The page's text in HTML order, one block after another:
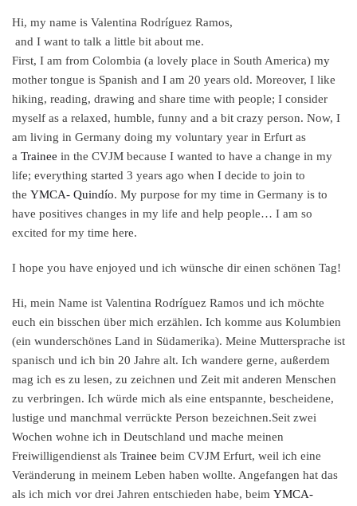
Hi, my name is Valentina Rodríguez Ramos,
and I want to talk a little bit about me.
First, I am from Colombia (a lovely place in South America) my
mother tongue is Spanish and I am 20 years old. Moreover, I like
hiking, reading, drawing and share time with people; I consider
myself as a relaxed, humble, funny and a bit crazy person. Now, I
am living in Germany doing my voluntary year in Erfurt as
a Trainee in the CVJM because I wanted to have a change in my
life; everything started 3 years ago when I decide to join to
the YMCA- Quindío. My purpose for my time in Germany is to
have positives changes in my life and help people… I am so
excited for my time here.
I hope you have enjoyed und ich wünsche dir einen schönen Tag!
Hi, mein Name ist Valentina Rodríguez Ramos und ich möchte
euch ein bisschen über mich erzählen. Ich komme aus Kolumbien
(ein wunderschönes Land in Südamerika). Meine Muttersprache ist
spanisch und ich bin 20 Jahre alt. Ich wandere gerne, außerdem
mag ich es zu lesen, zu zeichnen und Zeit mit anderen Menschen
zu verbringen. Ich würde mich als eine entspannte, bescheidene,
lustige und manchmal verrückte Person bezeichnen.Seit zwei
Wochen wohne ich in Deutschland und mache meinen
Freiwilligendienst als Trainee beim CVJM Erfurt, weil ich eine
Veränderung in meinem Leben haben wollte. Angefangen hat das
als ich mich vor drei Jahren entschieden habe, beim YMCA-